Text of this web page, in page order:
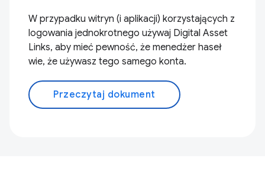
W przypadku witryn (i aplikacji) korzystających z
logowania jednokrotnego używaj Digital Asset
Links, aby mieć pewność, że menedżer haseł
wie, że używasz tego samego konta.
Przeczytaj dokument